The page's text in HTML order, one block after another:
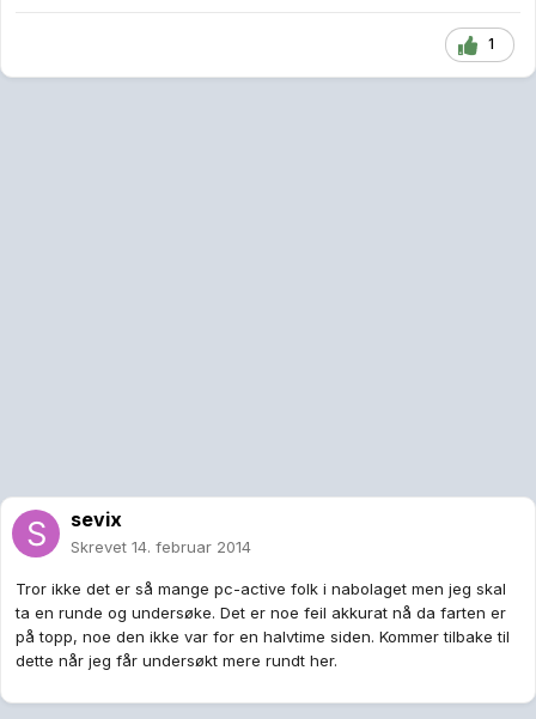
1
sevix
Skrevet 14. februar 2014
Tror ikke det er så mange pc-active folk i nabolaget men jeg skal
ta en runde og undersøke. Det er noe feil akkurat nå da farten er
på topp, noe den ikke var for en halvtime siden. Kommer tilbake til
dette når jeg får undersøkt mere rundt her.